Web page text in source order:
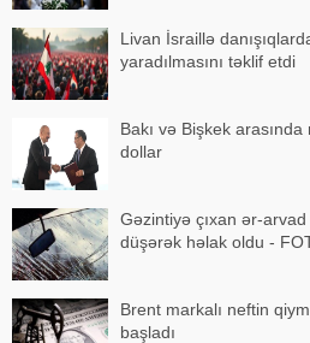
Livan İsraillə
yaradılmasını təklif etdi
Bakı və Bişkek
dollar
Gəzintiyə çıxan ər-
düşərək həlak oldu -
Brent markalı neftin
başladı